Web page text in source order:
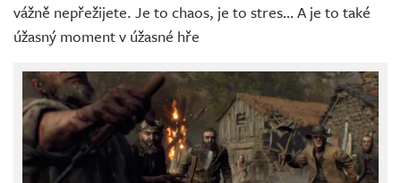
vážně nepřežijete. Je to chaos, je to stres… A je to také
úžasný moment v úžasné hře